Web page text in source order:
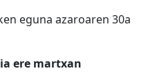
eguna azaroaren 30a
ere martxan